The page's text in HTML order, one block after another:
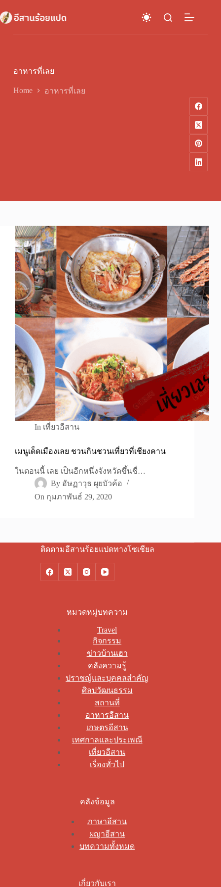
to
content
อาหารที่เลย
Home อาหารที่เลย
In เที่ยวอีสาน
เมนูเด็ดเมืองเลย ชวนกินชวนเที่ยวที่เชียงคาน
ในตอนนี้ เลย เป็นอีกหนึ่งจังหวัดขึ้นชื่…
By อัษฏาวุธ ผุยบัวค้อ
On กุมภาพันธ์ 29, 2020
ติดตามอีสานร้อยแปดทางโซเชียล
หมวดหมู่บทความ
Travel
กิจกรรม
ข่าวบ้านเฮา
คลังความรู้
ปราชญ์และบุคคลสำคัญ
ศิลปวัฒนธรรม
สถานที่
อาหารอีสาน
เกษตรอีสาน
เทศกาลและประเพณี
เที่ยวอีสาน
เรื่องทั่วไป
คลังข้อมูล
ภาษาอีสาน
ผญาอีสาน
บทความทั้งหมด
เกี่ยวกับเรา